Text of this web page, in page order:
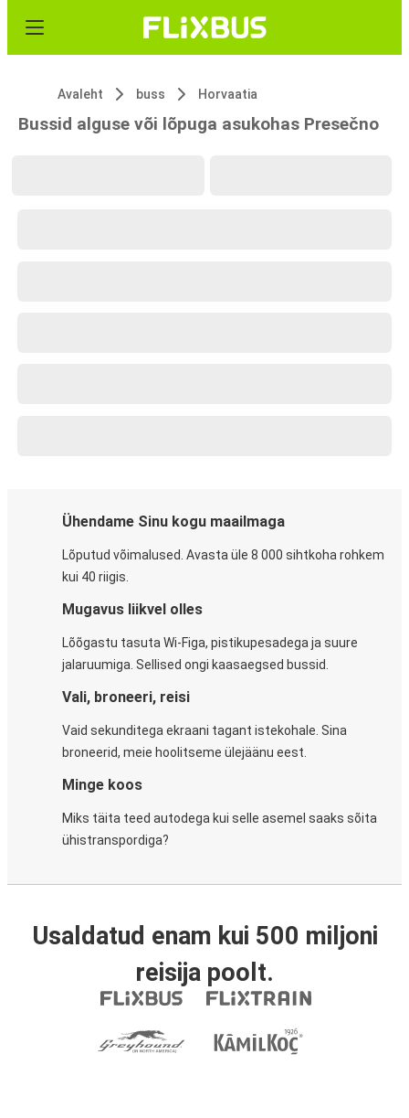
Avaleht buss Horvaatia
Bussid alguse või lõpuga asukohas Presečno
Ühendame Sinu kogu maailmaga
Lõputud võimalused. Avasta üle 8 000 sihtkoha rohkem
kui 40 riigis.
Mugavus liikvel olles
Lõõgastu tasuta Wi-Figa, pistikupesadega ja suure
jalaruumiga. Sellised ongi kaasaegsed bussid.
Vali, broneeri, reisi
Vaid sekunditega ekraani tagant istekohale. Sina
broneerid, meie hoolitseme ülejäänu eest.
Minge koos
Miks täita teed autodega kui selle asemel saaks sõita
ühistranspordiga?
Usaldatud enam kui 500 miljoni
reisija poolt.